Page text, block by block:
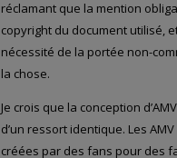
réclamant que la mention
copyright du document utilisé,
nécessité de la portée non-
la chose.
Je crois que la conception
d’un ressort identique. Les
créées par des fans pour des